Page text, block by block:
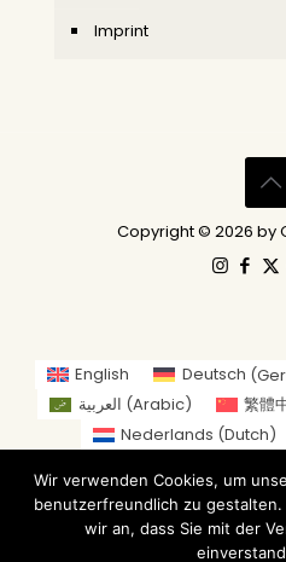
Imprint
Copyright © 2026 by
English Deutsch (
العربية (Arabic) 繁體
Nederlands (Dutch)
日本語 (
Norsk bokmål(
Russian)
Wir verwenden Cookies, um
benutzerfreundlich zu
wir an, dass Sie mit der